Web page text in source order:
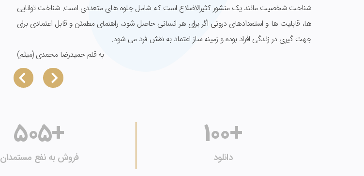
شناخت شخصیت مانند یک منشور کثیرالاضلاع است که شامل جلوه های متعددی است. شناخت توانایی
ها، قابلیت ها و استعدادهای درونی اگر برای هر انسانی حاصل شود، راهنمای مطمئن و قابل اعتمادی برای
جهت گیری در زندگی افراد بوده و زمینه ساز اعتماد به نقش فرد می شود.
به قلم حمیدرضا محمدی (میثم)
+
100
دانلود
+
505
فروش به نفع مستمدان